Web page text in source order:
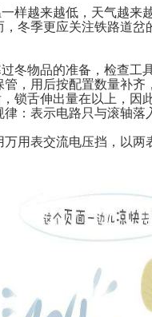
样越来越低，天气越
冬季更应关注铁路道
冬物品的准备，检查工
，用后按配置数量补
锁舌伸出量在以上，因
：表示电路只与滚轴
用表交流电压挡，以